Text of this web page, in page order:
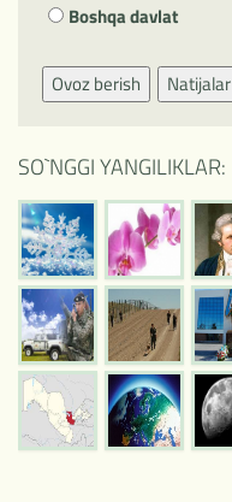
Boshqa davlat
Ovoz berish Natijalar
SO`NGGI YANGILIKLAR: